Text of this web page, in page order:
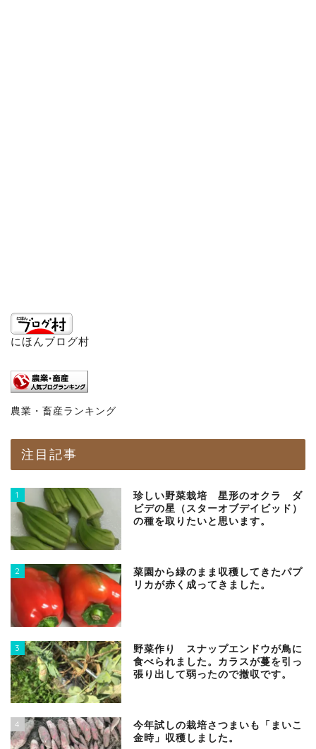
にほんブログ村
農業・畜産ランキング
注目記事
1
珍しい野菜栽培 星形のオクラ ダ
ビデの星（スターオブデイビッド）
の種を取りたいと思います。
2
菜園から緑のまま収穫してきたパプ
リカが赤く成ってきました。
3
野菜作り スナップエンドウが鳥に
食べられました。カラスが蔓を引っ
張り出して弱ったので撤収です。
4
今年試しの栽培さつまいも「まいこ
金時」収穫しました。